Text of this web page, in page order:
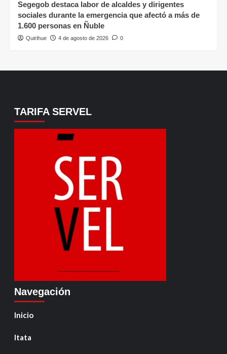
Segegob destaca labor de alcaldes y dirigentes
sociales durante la emergencia que afectó a más de
1.600 personas en Ñuble
Quirihue 4 de agosto de 2026 0
TARIFA SERVEL
Navegación
Inicio
Itata